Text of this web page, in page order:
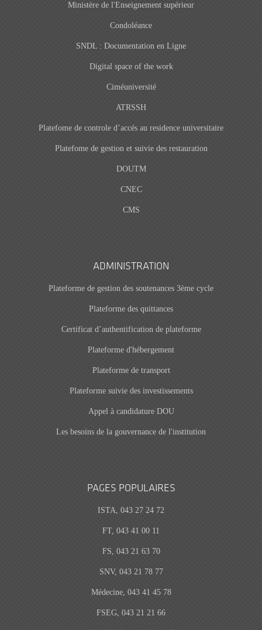
Ministère de l'Enseignement supérieur
Condoléance
SNDL : Documentation en Ligne
Digital space of the work
Ciméuniversité
ATRSSH
Platefome de controle d’accés au residence universitaire
Platefome de gestion et suivie des restauration
DOUTM
CNEC
CMS
ADMINISTRATION
Plateforme de gestion des soutenances 3ème cycle
Plateforme des quittances
Certificat d’authentification de plateforme
Plateforme d'hébergement
Plateforme de transport
Plateforme suivie des investissements
Appel à candidature DOU
Les besoins de la gouvernance de l'institution
PAGES POPULAIRES
ISTA, 043 27 24 72
FT, 043 41 00 11
FS, 043 21 63 70
SNV, 043 21 78 77
Médecine, 043 41 45 78
FSEG, 043 21 21 66